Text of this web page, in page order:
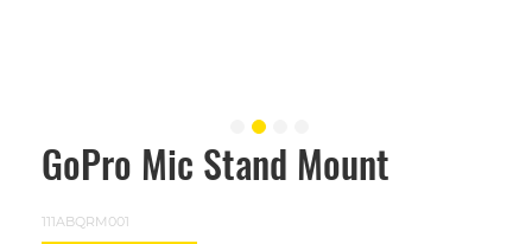
GoPro Mic Stand Mount
111ABQRM001
Skip